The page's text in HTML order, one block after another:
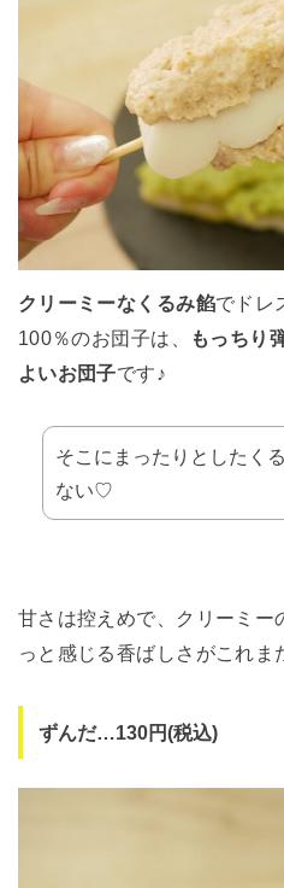
クリーミーなくるみ餡でドレ
100％のお団子は、
もっちり
よいお団子です♪
そこにまったりとしたく
ない♡
甘さは控えめで、クリーミー
っと感じる香ばしさがこれま
ずんだ…130円(税込)